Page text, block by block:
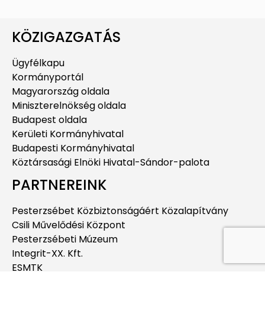
KÖZIGAZGATÁS
Ügyfélkapu
Kormányportál
Magyarország oldala
Miniszterelnökség oldala
Budapest oldala
Kerületi Kormányhivatal
Budapesti Kormányhivatal
Köztársasági Elnöki Hivatal-Sándor-palota
PARTNEREINK
Pesterzsébet Közbiztonságáért Közalapítvány
Csili Művelődési Központ
Pesterzsébeti Múzeum
Integrit-XX. Kft.
ESMTK